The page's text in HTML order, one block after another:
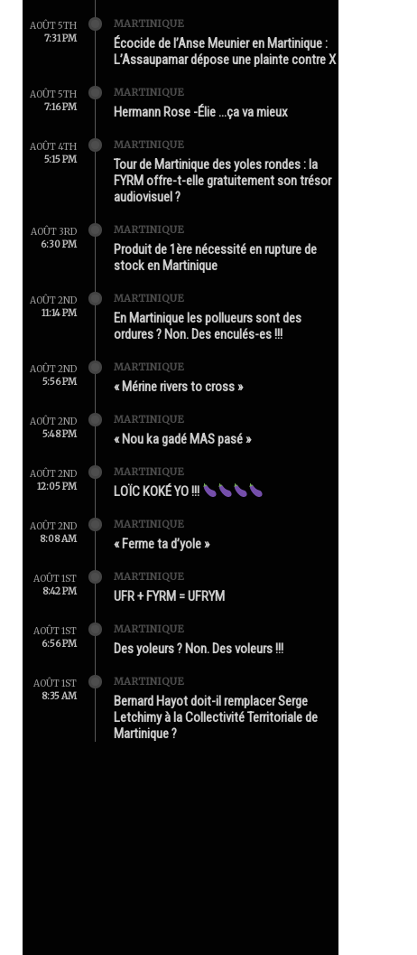
AOÛT 5TH
7:31 PM
MARTINIQUE
Écocide de l’Anse Meunier en Martinique :
L’Assaupamar dépose une plainte contre X
AOÛT 5TH
7:16 PM
MARTINIQUE
Hermann Rose -Élie …ça va mieux
AOÛT 4TH
5:15 PM
MARTINIQUE
Tour de Martinique des yoles rondes : la
FYRM offre-t-elle gratuitement son trésor
audiovisuel ?
AOÛT 3RD
6:30 PM
MARTINIQUE
Produit de 1ère nécessité en rupture de
stock en Martinique
AOÛT 2ND
11:14 PM
MARTINIQUE
En Martinique les pollueurs sont des
ordures ? Non. Des enculés-es !!!
AOÛT 2ND
5:56 PM
MARTINIQUE
« Mérine rivers to cross »
AOÛT 2ND
5:48 PM
MARTINIQUE
« Nou ka gadé MAS pasé »
AOÛT 2ND
12:05 PM
MARTINIQUE
LOÏC KOKÉ YO !!!
AOÛT 2ND
8:08 AM
MARTINIQUE
« Ferme ta d’yole »
AOÛT 1ST
8:42 PM
MARTINIQUE
UFR + FYRM = UFRYM
AOÛT 1ST
6:56 PM
MARTINIQUE
Des yoleurs ? Non. Des voleurs !!!
AOÛT 1ST
8:35 AM
MARTINIQUE
Bernard Hayot doit-il remplacer Serge
Letchimy à la Collectivité Territoriale de
Martinique ?